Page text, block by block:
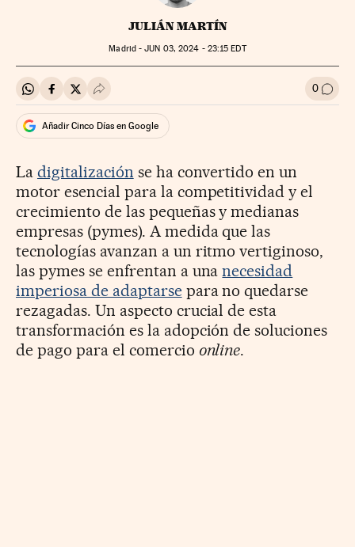
JULIÁN MARTÍN
Madrid -JUN 03, 2024 - 23:15 EDT
Compartir en Whatsapp
Compartir en Facebook
Compartir en Twitter
Desplegar Redes Sociales 0 Ir a
Añadir Cinco Días en Google
La digitalización se ha convertido en un
motor esencial para la competitividad y el
crecimiento de las pequeñas y medianas
empresas (pymes). A medida que las
tecnologías avanzan a un ritmo vertiginoso,
las pymes se enfrentan a unanecesidad
imperiosa de adaptarsepara no quedarse
rezagadas. Un aspecto crucial de esta
transformación es la adopción de soluciones
de pago para el comercio online.